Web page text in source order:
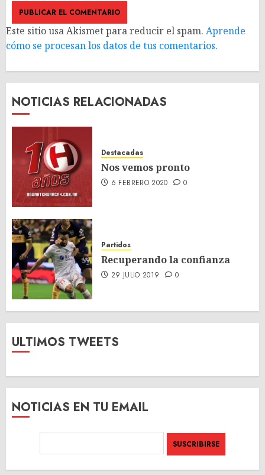
Este sitio usa Akismet para reducir el spam. Aprende
cómo se procesan los datos de tus comentarios.
NOTICIAS RELACIONADAS
Destacadas
Nos vemos pronto
6 FEBRERO 2020 0
Partidos
Recuperando la confianza
29 JULIO 2019 0
ULTIMOS TWEETS
NOTICIAS EN TU EMAIL